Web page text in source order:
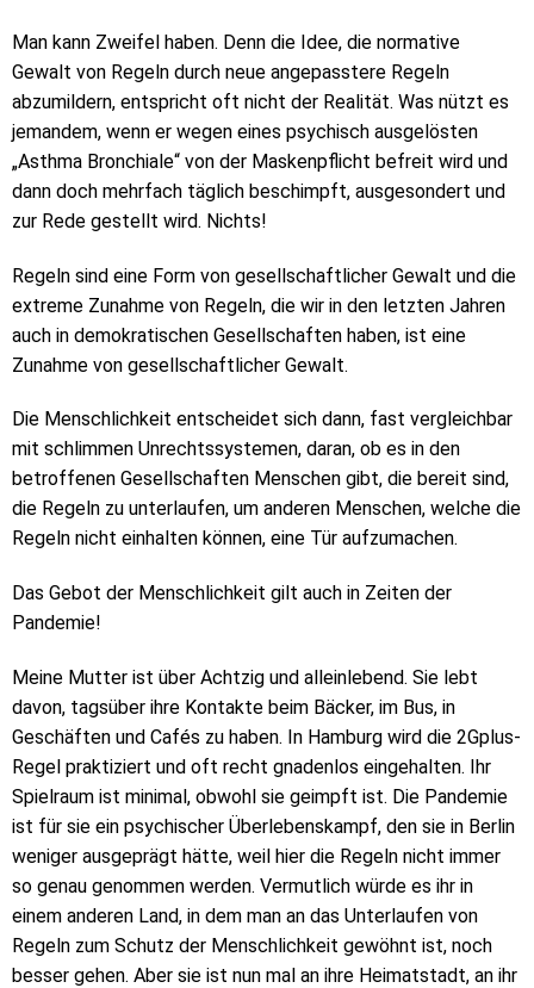
Man kann Zweifel haben. Denn die Idee, die normative
Gewalt von Regeln durch neue angepasstere Regeln
abzumildern, entspricht oft nicht der Realität. Was nützt es
jemandem, wenn er wegen eines psychisch ausgelösten
„Asthma Bronchiale“ von der Maskenpflicht befreit wird und
dann doch mehrfach täglich beschimpft, ausgesondert und
zur Rede gestellt wird. Nichts!
Regeln sind eine Form von gesellschaftlicher Gewalt und die
extreme Zunahme von Regeln, die wir in den letzten Jahren
auch in demokratischen Gesellschaften haben, ist eine
Zunahme von gesellschaftlicher Gewalt.
Die Menschlichkeit entscheidet sich dann, fast vergleichbar
mit schlimmen Unrechtssystemen, daran, ob es in den
betroffenen Gesellschaften Menschen gibt, die bereit sind,
die Regeln zu unterlaufen, um anderen Menschen, welche die
Regeln nicht einhalten können, eine Tür aufzumachen.
Das Gebot der Menschlichkeit gilt auch in Zeiten der
Pandemie!
Meine Mutter ist über Achtzig und alleinlebend. Sie lebt
davon, tagsüber ihre Kontakte beim Bäcker, im Bus, in
Geschäften und Cafés zu haben. In Hamburg wird die 2Gplus-
Regel praktiziert und oft recht gnadenlos eingehalten. Ihr
Spielraum ist minimal, obwohl sie geimpft ist. Die Pandemie
ist für sie ein psychischer Überlebenskampf, den sie in Berlin
weniger ausgeprägt hätte, weil hier die Regeln nicht immer
so genau genommen werden. Vermutlich würde es ihr in
einem anderen Land, in dem man an das Unterlaufen von
Regeln zum Schutz der Menschlichkeit gewöhnt ist, noch
besser gehen. Aber sie ist nun mal an ihre Heimatstadt, an ihr